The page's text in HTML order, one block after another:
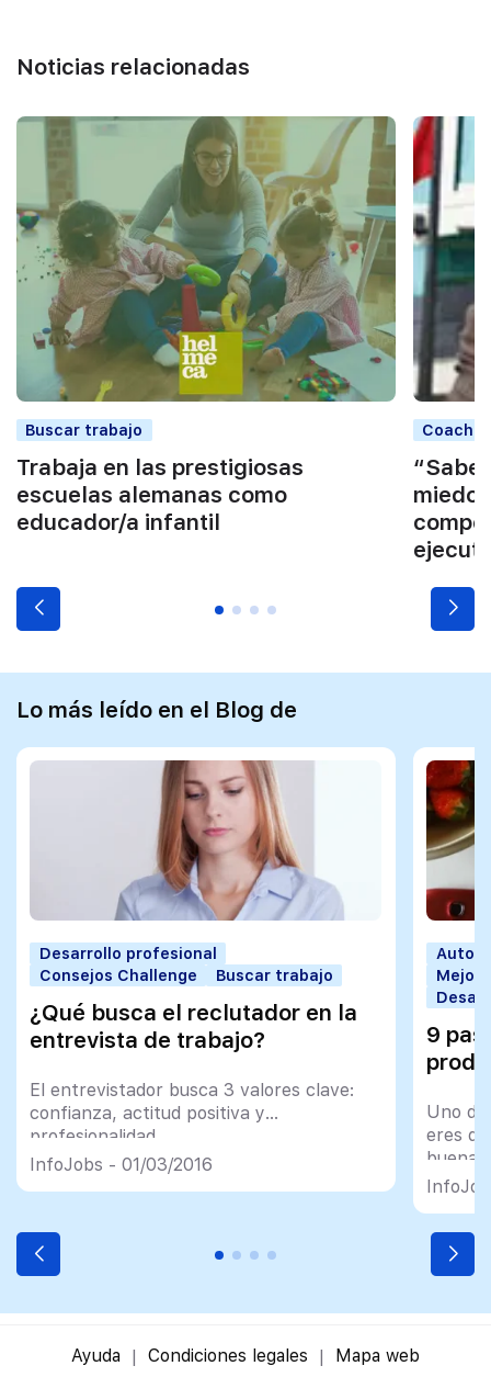
Noticias relacionadas
Buscar trabajo
Trabaja en las prestigiosas
escuelas alemanas como
educador/a infantil
miedo
Lo más leído en el Blog de
Desarrollo profesional
Consejos Challenge
Buscar trabajo
¿Qué busca el reclutador en la
entrevista de trabajo?
El entrevistador busca 3 valores clave:
confianza, actitud positiva y
profesionalidad
InfoJobs - 01/03/2016
9
Uno
eres
buena
Ayuda Condiciones legales Mapa web